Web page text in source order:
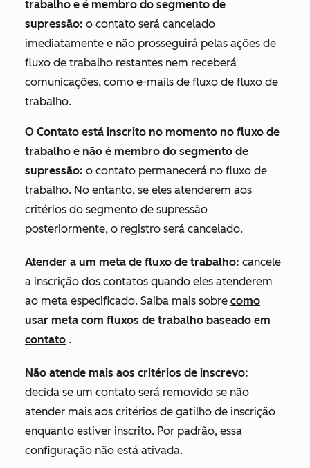
trabalho e é membro do segmento de
supressão: o contato será cancelado
imediatamente e não prosseguirá pelas ações de
fluxo de trabalho restantes nem receberá
comunicações, como e-mails de fluxo de fluxo de
trabalho.
O Contato está inscrito no momento no fluxo de
trabalho e não é membro do segmento de
supressão: o contato permanecerá no fluxo de
trabalho. No entanto, se eles atenderem aos
critérios do segmento de supressão
posteriormente, o registro será cancelado.
Atender a um meta de fluxo de trabalho: cancele
a inscrição dos contatos quando eles atenderem
ao meta especificado. Saiba mais sobre como
usar meta com fluxos de trabalho baseado em
contato .
Não atende mais aos critérios de inscrevo:
decida se um contato será removido se não
atender mais aos critérios de gatilho de inscrição
enquanto estiver inscrito. Por padrão, essa
configuração não está ativada.